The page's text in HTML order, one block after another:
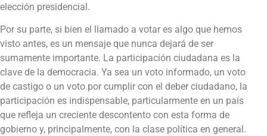
elección presidencial.
Por su parte, si bien el llamado a votar es algo que hemos
visto antes, es un mensaje que nunca dejará de ser
sumamente importante. La participación ciudadana es la
clave de la democracia. Ya sea un voto informado, un voto
de castigo o un voto por cumplir con el deber ciudadano, la
participación es indispensable, particularmente en un país
que refleja un creciente descontento con esta forma de
gobierno y, principalmente, con la clase política en general.